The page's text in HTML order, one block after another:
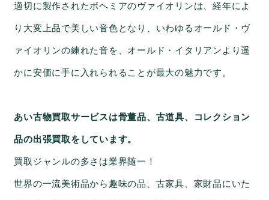
適切に製作されたボヘミアのヴァイオリンは、経年によ
り大変上品で美しい音色となり、いわゆるオールド・ヴ
ァイオリンの練れた音を、オールド・イタリアンより遥
かに安価に手に入れられることが最大の魅力です。
あい古物買取サービスは骨董品、古道具、コレクション
品の出張買取をしています。
買取ジャンルの多さは業界随一！
世界の一流美術品から趣味の品、古家具、家財品にいた